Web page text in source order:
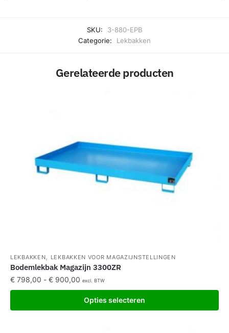
SKU:
3-880-EPB
Categorie:
Lekbakken
Gerelateerde producten
LEKBAKKEN, LEKBAKKEN VOOR MAGAZIJNSTELLINGEN
Bodemlekbak Magazijn 3300ZR
€ 798,00 - € 900,00 excl. BTW
Opties selecteren